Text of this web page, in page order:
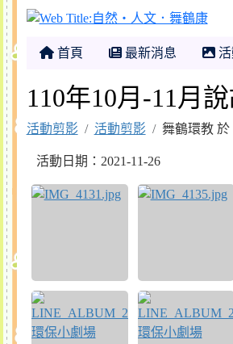
自
首頁 最新消息 活
110年10月-11月
活動剪影 活動剪影 舞鶴環教 於
活動日期：2021-11-26